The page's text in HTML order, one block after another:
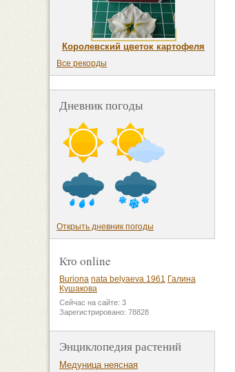
Королевский цветок картофеля
Все рекорды
Дневник погоды
Открыть дневник погоды
Кто online
Buriona nata belyaeva 1961 Галина
Кушакова
Сейчас на сайте: 3
Зарегистрировано: 78828
Энциклопедия растений
Медуница неясная